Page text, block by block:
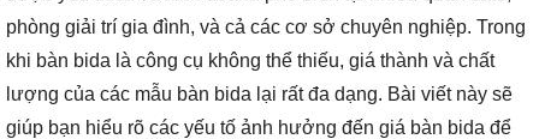
phòng giải trí gia đình, và cả các cơ sở chuyên nghiệp. Trong
khi bàn bida là công cụ không thể thiếu, giá thành và chất
lượng của các mẫu bàn bida lại rất đa dạng. Bài viết này sẽ
giúp bạn hiểu rõ các yếu tố ảnh hưởng đến giá bàn bida để